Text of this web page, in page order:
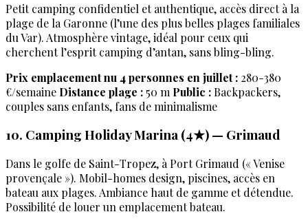
Petit camping confidentiel et authentique, accès direct à la
plage de la Garonne (l’une des plus belles plages familiales
du Var). Atmosphère vintage, idéal pour ceux qui
cherchent l’esprit camping d’antan, sans bling-bling.
Prix emplacement nu 4 personnes en juillet : 280-380
€/semaine Distance plage : 50 m Public :Backpackers,
couples sans enfants, fans de minimalisme
10. Camping Holiday Marina (4★) — Grimaud
Dans le golfe de Saint-Tropez, à Port Grimaud (« Venise
provençale »). Mobil-homes design, piscines, accès en
bateau aux plages. Ambiance haut de gamme et détendue.
Possibilité de louer un emplacement bateau.